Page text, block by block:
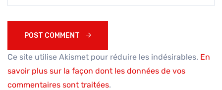
Ce site utilise Akismet pour réduire les indésirables. En
savoir plus sur la façon dont les données de vos
commentaires sont traitées.